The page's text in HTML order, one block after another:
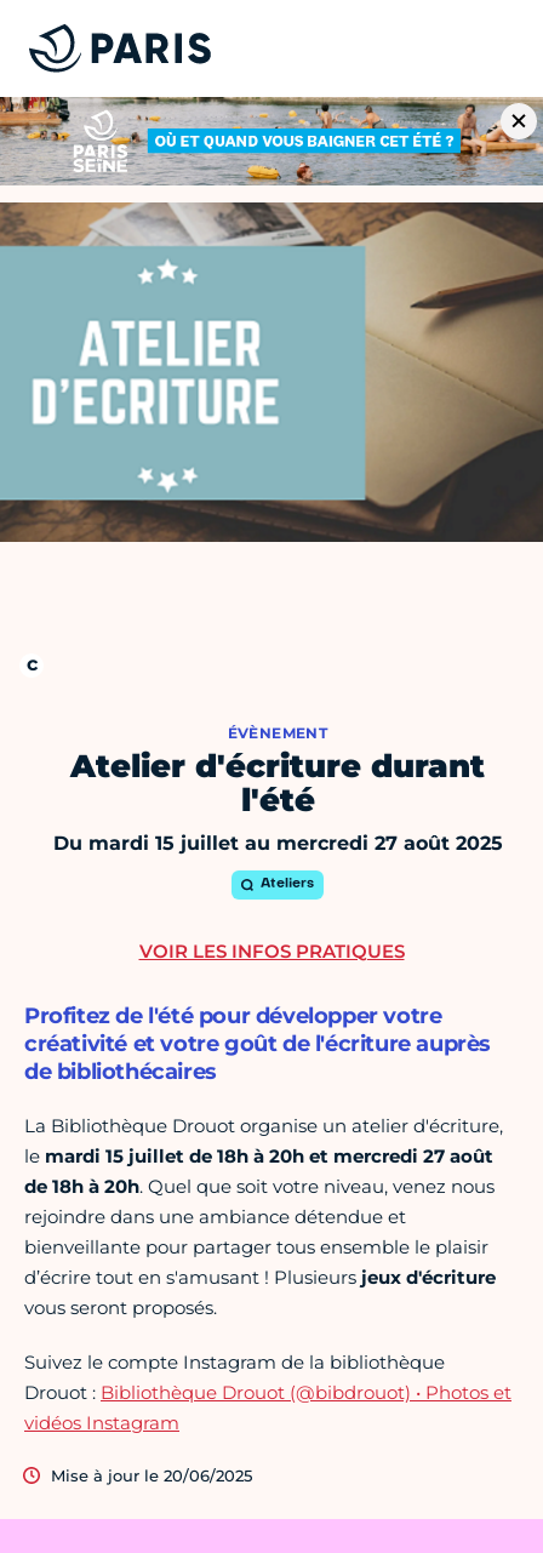
ÉVÈNEMENT
Atelier d'écriture durant
l'été
Du mardi 15 juillet au mercredi 27 août 2025
Ateliers
Profitez de l'été pour développer votre
créativité et votre goût de l'écriture auprès
de bibliothécaires
La Bibliothèque Drouot organise un atelier d'écriture,
le mardi 15 juillet de 18h à 20h et mercredi 27 août
de 18h à 20h. Quel que soit votre niveau, venez nous
rejoindre dans une ambiance détendue et
bienveillante pour partager tous ensemble le plaisir
d’écrire tout en s'amusant ! Plusieurs jeux d'écriture
vous seront proposés.
Suivez le compte Instagram de la bibliothèque
Drouot : Bibliothèque Drouot (@bibdrouot) • Photos et
vidéos Instagram
Mise à jour le 20/06/2025
VOIR LES INFOS PRATIQUES